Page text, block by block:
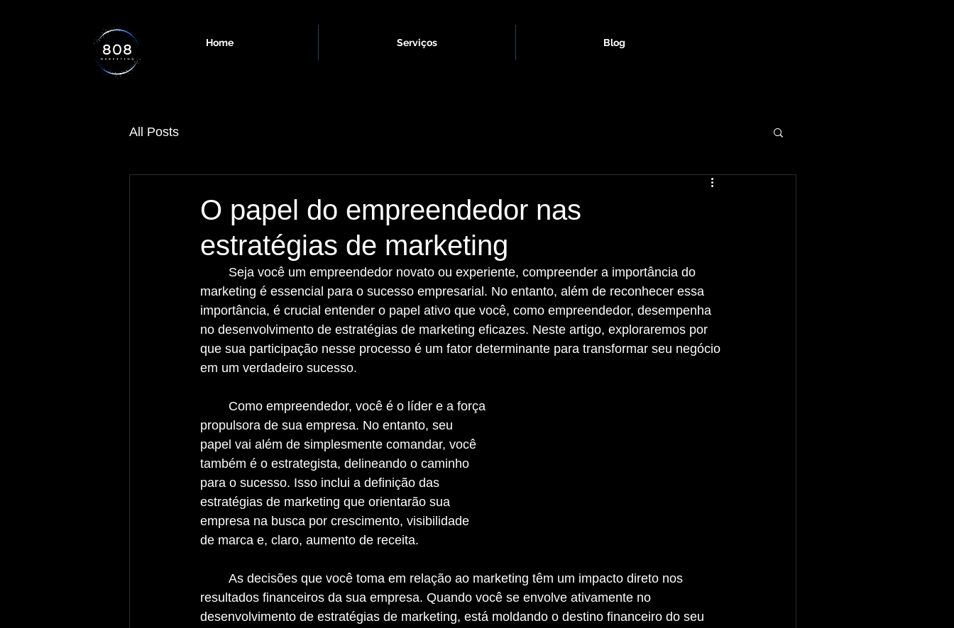
Home Serviços Blog
All Posts
O papel do empreendedor nas
estratégias de marketing
marketing é essencial para o sucesso empresarial. No entanto, além de reconhecer essa
importância, é crucial entender o papel ativo que você, como empreendedor, desempenha
no desenvolvimento de estratégias de marketing eficazes. Neste artigo, exploraremos por
que sua participação nesse processo é um fator determinante para transformar seu negócio
em um verdadeiro sucesso.
propulsora de sua empresa. No entanto, seu
papel vai além de simplesmente comandar, você
também é o estrategista, delineando o caminho
para o sucesso. Isso inclui a definição das
estratégias de marketing que orientarão sua
empresa na busca por crescimento, visibilidade
de marca e, claro, aumento de receita.
resultados financeiros da sua empresa. Quando você se envolve ativamente no
desenvolvimento de estratégias de marketing, está moldando o destino financeiro do seu